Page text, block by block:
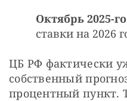
Октябрь 2025-
ставки на 2026
ЦБ РФ фактически
собственный
процентный пункт.